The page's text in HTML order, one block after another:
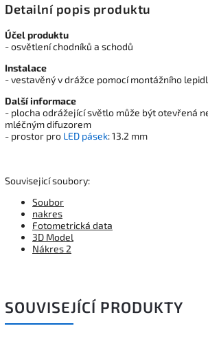
Detailní popis produktu
Účel produktu
- osvětlení chodníků a schodů
Instalace
- vestavěný v drážce pomocí montážního
Další informace
- plocha odrážející světlo může být otevřená
mléčným difuzorem
- prostor pro LED pásek: 13.2 mm
Souvisejicí soubory:
Soubor
nakres
Fotometrická data
3D Model
Nákres 2
SOUVISEJÍCÍ PRODUKTY